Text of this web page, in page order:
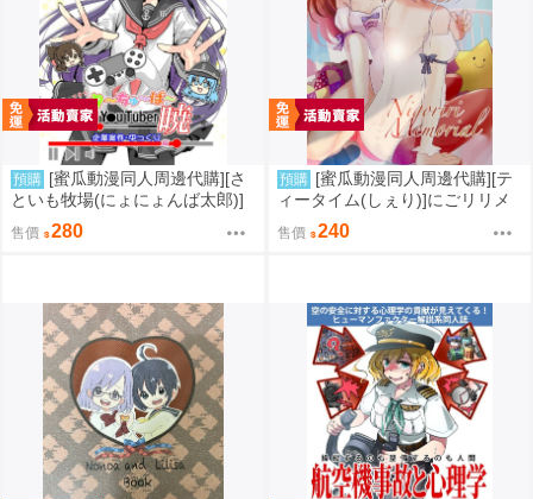
預購 [蜜瓜動漫同人周邊代購][さ
といも牧場(にょにょんば太郎)]
帰ってきた ゆ～ちゅ～ば～
暁 企業案件・ゆっくり編(艦隊
售價 280
預購 [蜜瓜動漫同人周邊代購][テ
ィータイム(しぇり)]にごリリメ
モリアル(2.5次元的誘惑)(同人
誌)
售價 240